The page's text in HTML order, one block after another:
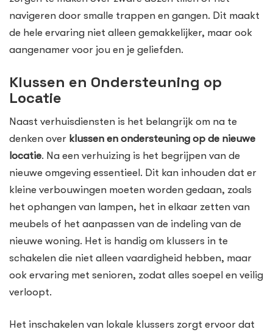
navigeren door smalle trappen en gangen. Dit maakt
de hele ervaring niet alleen gemakkelijker, maar ook
aangenamer voor jou en je geliefden.
Klussen en Ondersteuning op
Locatie
Naast verhuisdiensten is het belangrijk om na te
denken over klussen en ondersteuning op de nieuwe
locatie. Na een verhuizing is het begrijpen van de
nieuwe omgeving essentieel. Dit kan inhouden dat er
kleine verbouwingen moeten worden gedaan, zoals
het ophangen van lampen, het in elkaar zetten van
meubels of het aanpassen van de indeling van de
nieuwe woning. Het is handig om klussers in te
schakelen die niet alleen vaardigheid hebben, maar
ook ervaring met senioren, zodat alles soepel en veilig
verloopt.
Het inschakelen van lokale klussers zorgt ervoor dat